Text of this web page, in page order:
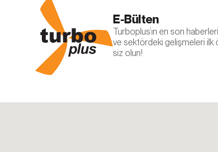
E-Bülten
Turboplus’ın en son
ve sektördeki gelişmeleri ilk
siz olun!
Aynı
Çerezleri devre
hesabınızı
hizmetler
sunulur.